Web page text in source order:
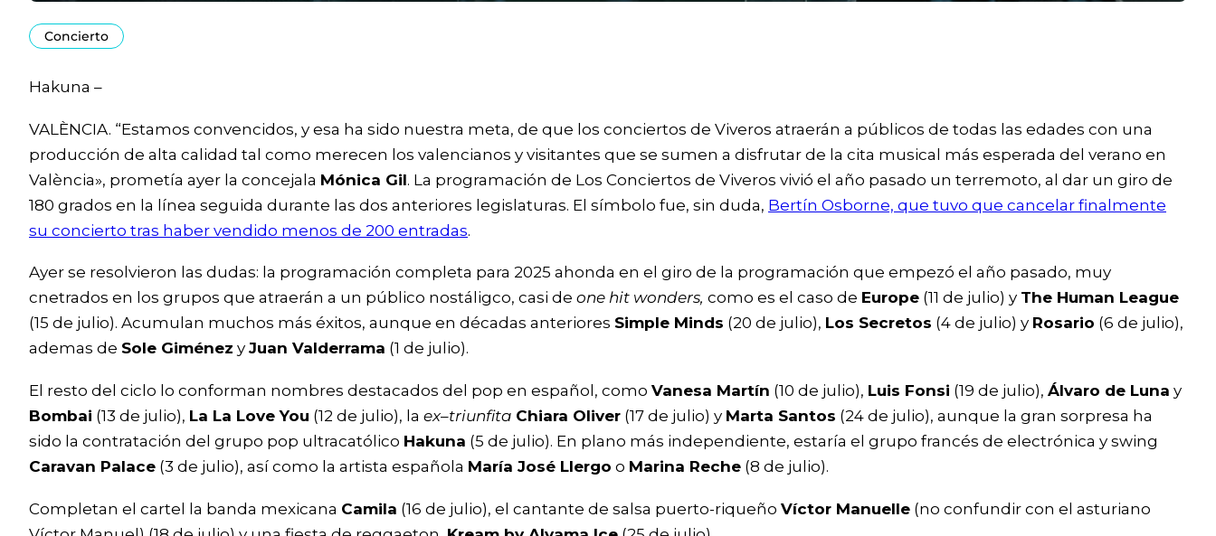
Concierto
Hakuna –
VALÈNCIA. “Estamos convencidos, y esa ha sido nuestra meta, de que los conciertos de Viveros atraerán a públicos de todas las edades con una
producción de alta calidad tal como merecen los valencianos y visitantes que se sumen a disfrutar de la cita musical más esperada del verano en
València», prometía ayer la concejala Mónica Gil. La programación de Los Conciertos de Viveros vivió el año pasado un terremoto, al dar un giro de
180 grados en la línea seguida durante las dos anteriores legislaturas. El símbolo fue, sin duda, Bertín Osborne, que tuvo que cancelar finalmente
su concierto tras haber vendido menos de 200 entradas.
Ayer se resolvieron las dudas: la programación completa para 2025 ahonda en el giro de la programación que empezó el año pasado, muy
cnetrados en los grupos que atraerán a un público nostáligco, casi de one hit wonders, como es el caso de Europe (11 de julio) y The Human League
(15 de julio). Acumulan muchos más éxitos, aunque en décadas anteriores Simple Minds (20 de julio), Los Secretos (4 de julio) y Rosario (6 de julio),
ademas de Sole Giménez y Juan Valderrama (1 de julio).
El resto del ciclo lo conforman nombres destacados del pop en español, como Vanesa Martín (10 de julio), Luis Fonsi (19 de julio), Álvaro de Luna y
Bombai (13 de julio), La La Love You (12 de julio), la ex–triunfita Chiara Oliver (17 de julio) y Marta Santos (24 de julio), aunque la gran sorpresa ha
sido la contratación del grupo pop ultracatólico Hakuna (5 de julio). En plano más independiente, estaría el grupo francés de electrónica y swing
Caravan Palace (3 de julio), así como la artista española María José Llergo o Marina Reche (8 de julio).
Completan el cartel la banda mexicana Camila (16 de julio), el cantante de salsa puerto-riqueño Víctor Manuelle (no confundir con el asturiano